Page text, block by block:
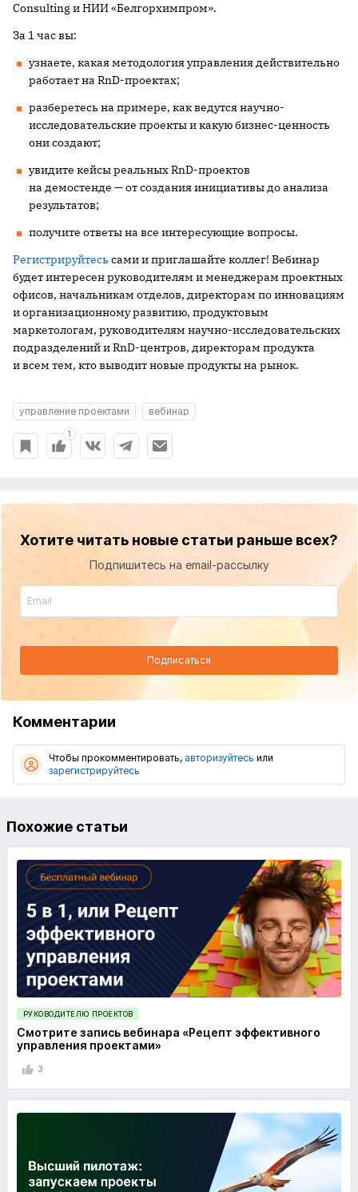
Consulting и НИИ «Белгорхимпром».
За 1 час вы:
узнаете, какая методология управления действительно
работает на RnD-проектах;
разберетесь на примере, как ведутся научно-
исследовательские проекты и какую бизнес-ценность
они создают;
увидите кейсы реальных RnD-проектов
на демостенде — от создания инициативы до анализа
результатов;
получите ответы на все интересующие вопросы.
Регистрируйтесь сами и приглашайте коллег! Вебинар
будет интересен руководителям и менеджерам проектных
офисов, начальникам отделов, директорам по инновациям
и организационному развитию, продуктовым
маркетологам, руководителям научно-исследовательских
подразделений и RnD-центров, директорам продукта
и всем тем, кто выводит новые продукты на рынок.
управление проектами вебинар
1
Хотите читать новые статьи раньше всех?
Подпишитесь на email-рассылку
Подписаться
Комментарии
Чтобы прокомментировать, авторизуйтесь или
зарегистрируйтесь
Похожие статьи
РУКОВОДИТЕЛЮ ПРОЕКТОВ
Смотрите запись вебинара «Рецепт эффективного
управления проектами»
3